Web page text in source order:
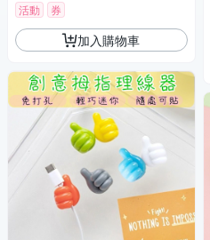
活動 券
加入購物車